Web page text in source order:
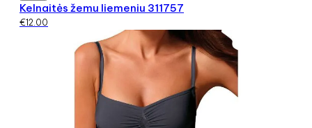
Kelnaitės žemu liemeniu 311757
€12.00